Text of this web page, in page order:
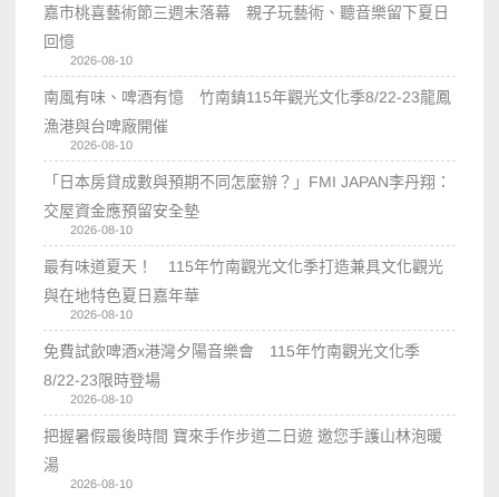
嘉市桃喜藝術節三週末落幕 親子玩藝術、聽音樂留下夏日
回憶
2026-08-10
南風有味、啤酒有憶 竹南鎮115年觀光文化季8/22-23龍鳳
漁港與台啤廠開催
2026-08-10
「日本房貸成數與預期不同怎麼辦？」FMI JAPAN李丹翔：
交屋資金應預留安全墊
2026-08-10
最有味道夏天！ 115年竹南觀光文化季打造兼具文化觀光
與在地特色夏日嘉年華
2026-08-10
免費試飲啤酒x港灣夕陽音樂會 115年竹南觀光文化季
8/22-23限時登場
2026-08-10
把握暑假最後時間 寶來手作步道二日遊 邀您手護山林泡暖
湯
2026-08-10